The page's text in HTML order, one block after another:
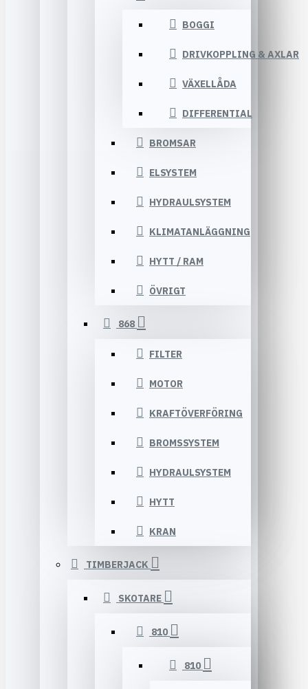
BOGGI
DRIVKOPPLING & AXLAR
VÄXELLÅDA
DIFFERENTIAL
BROMSAR
ELSYSTEM
HYDRAULSYSTEM
KLIMATANLÄGGNING
HYTT / RAM
ÖVRIGT
868
FILTER
MOTOR
KRAFTÖVERFÖRING
BROMSSYSTEM
HYDRAULSYSTEM
HYTT
KRAN
TIMBERJACK
SKOTARE
810
810